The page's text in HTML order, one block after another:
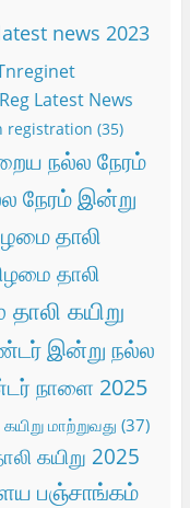
news 2023
Latest News
registration (35)
நல்ல நேரம்
நேரம் இன்று
தாலி
தாலி
கயிறு
இன்று நல்ல
நாளை 2025
கயிறு மாற்றுவது (37)
கயிறு 2025
பஞ்சாங்கம்